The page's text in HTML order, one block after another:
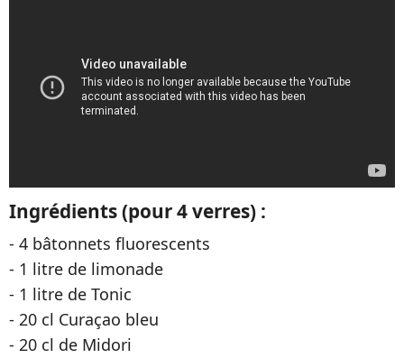
Ingrédients (pour 4 verres) :
- 4 bâtonnets fluorescents
- 1 litre de limonade
- 1 litre de Tonic
- 20 cl Curaçao bleu
- 20 cl de Midori